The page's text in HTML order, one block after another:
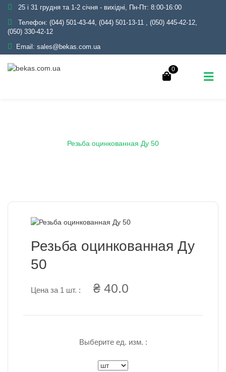
25 і 31 грудня та 1-2 січня - вихідні, Пн-Пт: 8:00-16:00
Телефон: (044) 501-43-44, (044) 501-13-11 , (050) 445-42-12,
(050) 330-42-12
Email: sales@bekas.com.ua
0
Резьба оцинкованная Ду 50
Резьба оцинкованная Ду
50
Цена за 1 шт. : ₴ 40.0
Выберите ед. изм. :